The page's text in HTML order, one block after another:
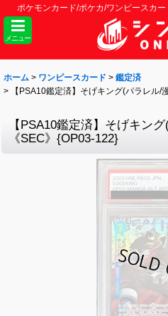
ポケモンカード/ポケカ/ワンピースカ
メニュー
ホーム > ワンピースカード > 鑑定済
>
【PSA10鑑定済】そげキング(パラレル
【PSA10鑑定済】そげキン
《SEC》{OP03-122}